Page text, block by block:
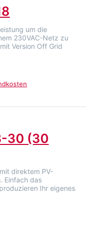
um die
230VAC-Netz zu
Version Off Grid
30 (30
direktem PV-
Einfach das
Ihr eigenes